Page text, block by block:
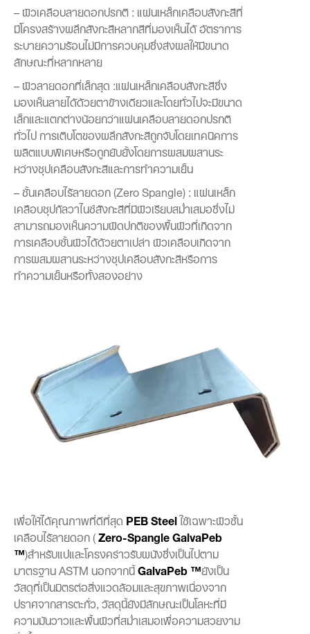
– ผิวเคลือบลายดอกปรกติ : แผ่นเหล็กเคลือบสังกะสีที่
มีโครงสร้างผลึกสังกะสีหลากสีที่มองเห็นได้ อัตราการ
ระบายความร้อนไม่มีการควบคุมซึ่งส่งผลให้มีขนาด
ลักษณะที่หลากหลาย
– ผิวลายดอกที่เล็กสุด :แผ่นเหล็กเคลือบสังกะสีซึ่ง
มองเห็นลายได้ด้วยตาข้างเดียวและโดยทั่วไปจะมีขนาด
เล็กและแตกต่างน้อยกว่าแผ่นเคลือบลายดอกปรกติ
ทั่วไป การเติบโตของผลึกสังกะสีถูกจับโดยเทคนิคการ
ผลิตแบบพิเศษหรือถูกยับยั้งโดยการผสมผสานระ
หว่างชุปเคลือบสังกะสีและการทำความเย็น
– ชั้นเคลือบไร้ลายดอก (Zero Spangle) : แผ่นเหล็ก
เคลือบชุปกัลวาไนซ์สังกะสีที่มีผิวเรียบสม่ำเสมอซึ่งไม่
สามารถมองเห็นความผิดปกติของพื้นผิวที่เกิดจาก
การเคลือบชั้นผิวได้ด้วยตาเปล่า ผิวเคลือบเกิดจาก
การผสมผสานระหว่างชุปเคลือบสังกะสีหรือการ
ทำความเย็นหรือทั้งสองอย่าง
เพื่อให้ได้คุณภาพที่ดีที่สุด PEB Steelใช้เฉพาะผิวชั้น
เคลือบไร้ลายดอก (Zero-Spangle GalvaPeb
™)สำหรับแปและโครงคร่าวรับผนังซึ่งเป็นไปตาม
มาตรฐาน ASTM นอกจากนี้GalvaPeb ™ยังเป็น
วัสดุที่เป็นมิตรต่อสิ่งแวดล้อมและสุขภาพเนื่องจาก
ปราศจากสารตะกั่ว, วัสดุนี้ยังมีลักษณะเป็นโลหะที่มี
ความมันวาวและพื้นผิวที่สม่ำเสมอเพื่อความสวยงาม